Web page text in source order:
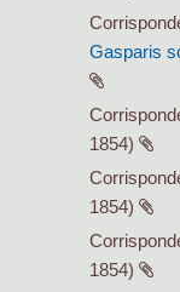
Gasparis
1854)
1854)
1854)